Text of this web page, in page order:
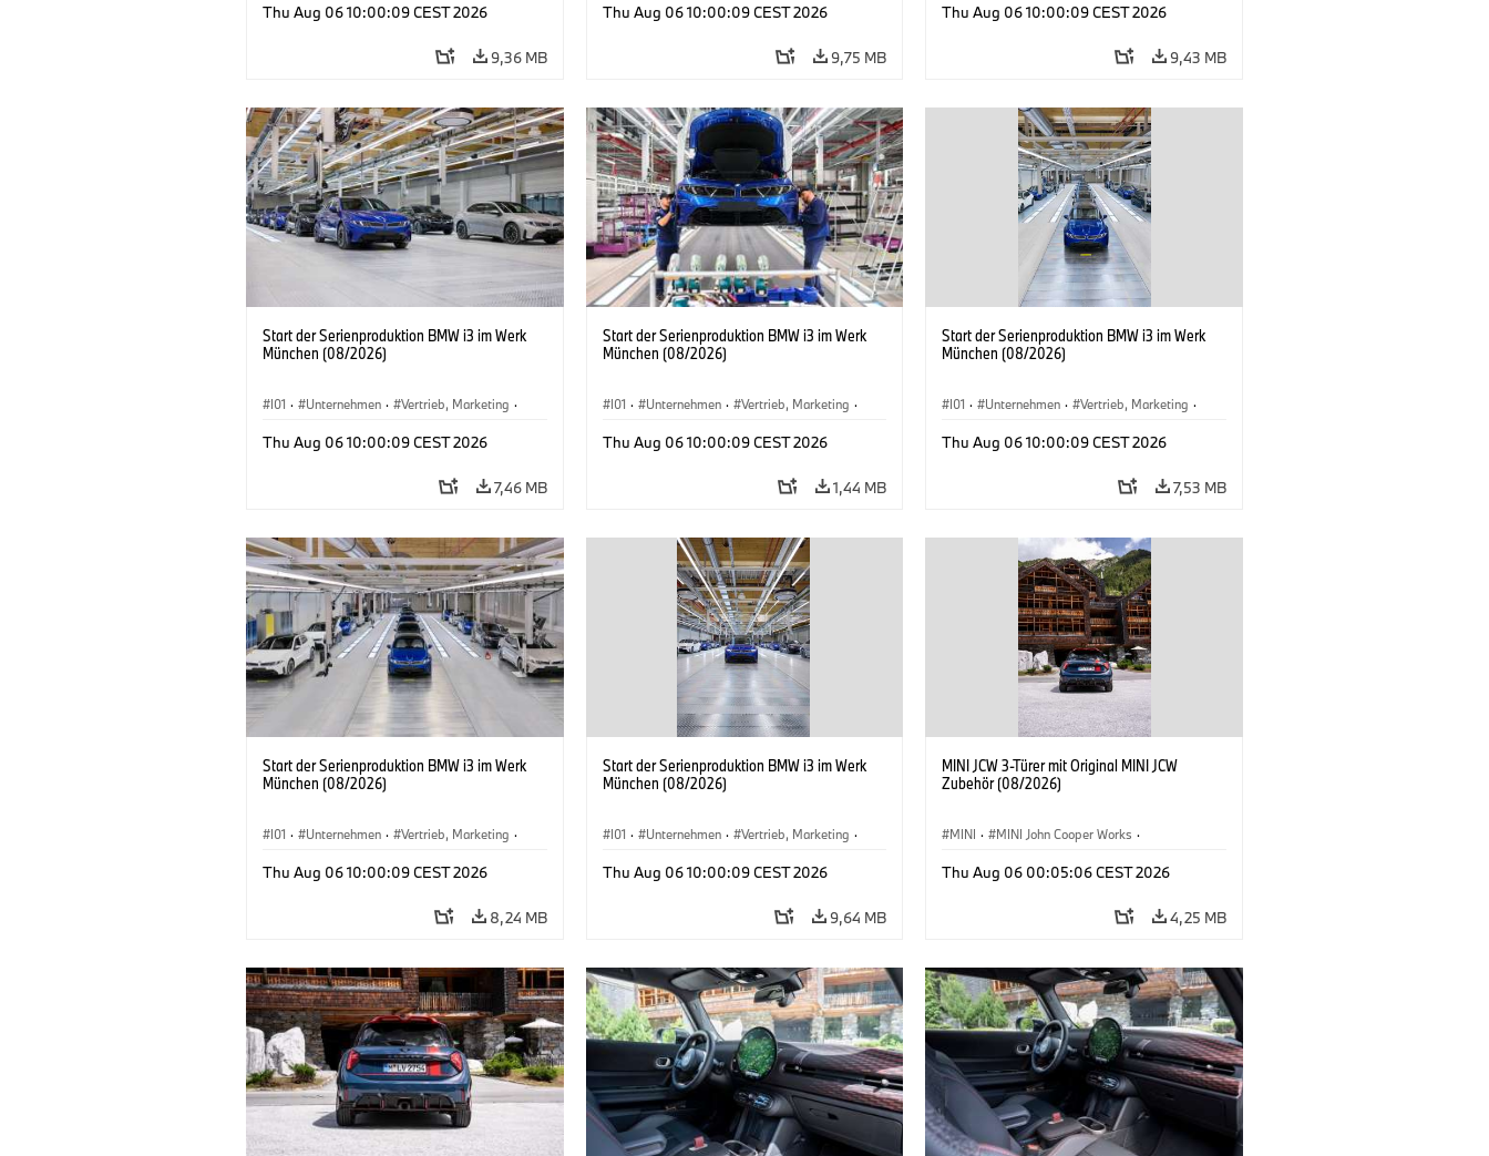
Thu Aug 06 10:00:09 CEST 2026
9,36 MB
Thu Aug 06 10:00:09 CEST 2026
9,75 MB
Thu Aug 06 10:00:09 CEST 2026
9,43 MB
Start der Serienproduktion BMW i3 im Werk
München (08/2026)
I01 · Unternehmen · Vertrieb, Marketing ·
Thu Aug 06 10:00:09 CEST 2026
7,46 MB
Start der Serienproduktion BMW i3 im Werk
München (08/2026)
I01 · Unternehmen · Vertrieb, Marketing ·
Thu Aug 06 10:00:09 CEST 2026
1,44 MB
Start der Serienproduktion BMW i3 im Werk
München (08/2026)
I01 · Unternehmen · Vertrieb, Marketing ·
Thu Aug 06 10:00:09 CEST 2026
7,53 MB
Start der Serienproduktion BMW i3 im Werk
München (08/2026)
I01 · Unternehmen · Vertrieb, Marketing ·
Thu Aug 06 10:00:09 CEST 2026
8,24 MB
Start der Serienproduktion BMW i3 im Werk
München (08/2026)
I01 · Unternehmen · Vertrieb, Marketing ·
Thu Aug 06 10:00:09 CEST 2026
9,64 MB
MINI JCW 3-Türer mit Original MINI JCW
Zubehör (08/2026)
MINI · MINI John Cooper Works ·
Sonderausstattungen, Zubehör
Thu Aug 06 00:05:06 CEST 2026
4,25 MB